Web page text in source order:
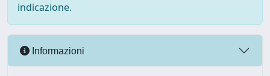
indicazione.
Informazioni